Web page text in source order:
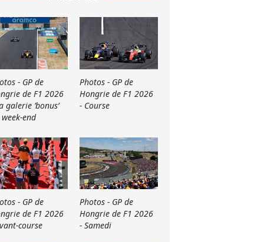
- GP de
de F1 2026
galerie ’bonus’
end
Photos - GP de
Hongrie de F1 2026
- Course
- GP de
de F1 2026
course
Photos - GP de
Hongrie de F1 2026
- Samedi